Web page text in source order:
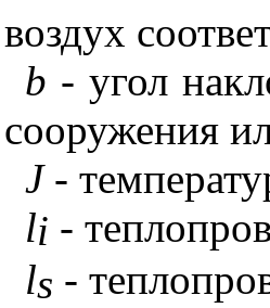
воздух
b - угол
сооружения
J-
li -
ls -